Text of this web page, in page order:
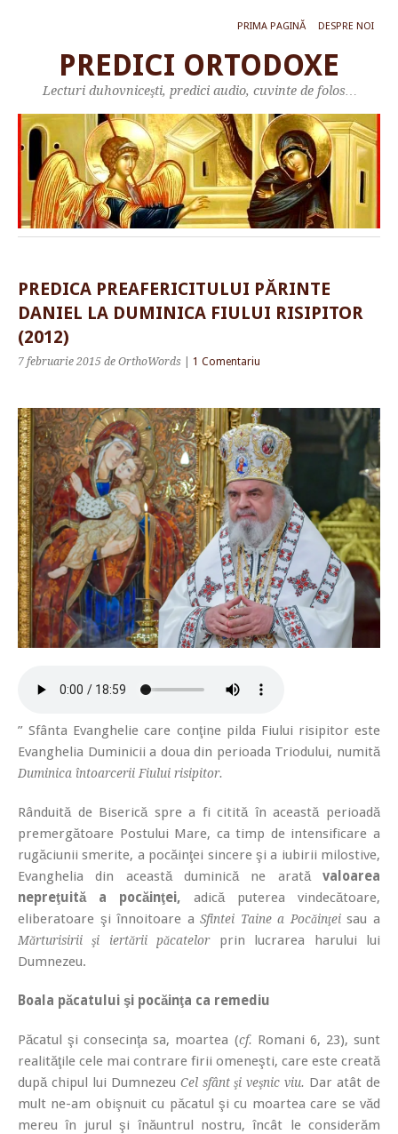
PRIMA PAGINĂ DESPRE NOI
PREDICI ORTODOXE
Lecturi duhovniceşti, predici audio, cuvinte de folos…
PREDICA PREAFERICITULUI PĂRINTE
DANIEL LA DUMINICA FIULUI RISIPITOR
(2012)
7 februarie 2015 de OrthoWords 1 Comentariu
” Sfânta Evanghelie care conţine pilda Fiului risipitor este
Evanghelia Duminicii a doua din perioada Triodului, numită
Duminica întoarcerii Fiului risipitor.
Rânduită de Biserică spre a fi citită în această perioadă
premergătoare Postului Mare, ca timp de intensificare a
rugăciunii smerite, a pocăinţei sincere şi a iubirii milostive,
Evanghelia din această duminică ne arată valoarea
nepreţuită a pocăinţei, adică puterea vindecătoare,
eliberatoare şi înnoitoare aSfintei Taine a Pocăinţeisau a
Mărturisirii şi iertării păcatelorprin lucrarea harului lui
Dumnezeu.
Boala păcatului şi pocăinţa ca remediu
Păcatul şi consecinţa sa, moartea (cf. Romani 6, 23), sunt
realităţile cele mai contrare firii omeneşti, care este creată
după chipul lui Dumnezeu Cel sfânt şi veşnic viu. Dar atât de
mult ne-am obişnuit cu păcatul şi cu moartea care se văd
mereu în jurul şi înăuntrul nostru, încât le considerăm